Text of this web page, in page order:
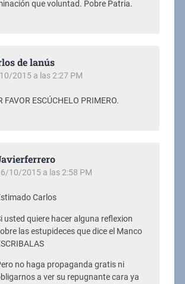
que voluntad. Pobre Patria.
de lanús
2015 a las 2:27 PM
FAVOR ESCÚCHELO PRIMERO.
10/2015 a las 2:58 PM
Carlos
usted quiere hacer alguna reflexion
las estupideces que dice el Manco
no haga propaganda gratis ni
a ver su repugnante cara ya